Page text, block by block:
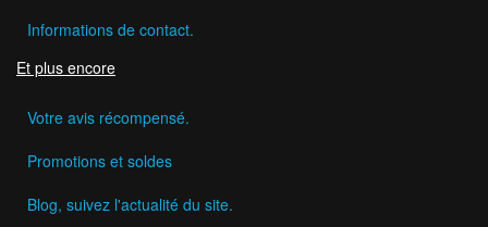
Informations de contact.
Et plus encore
Votre avis récompensé.
Promotions et soldes
Blog, suivez l'actualité du site.